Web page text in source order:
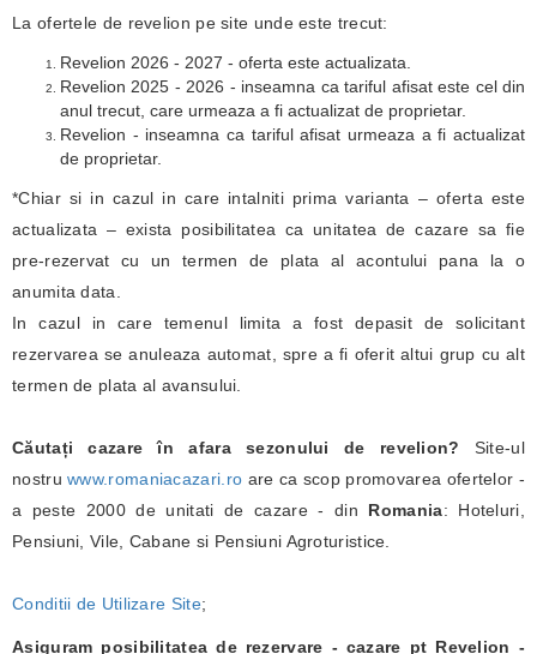
La ofertele de revelion pe site unde este trecut:
Revelion 2026 - 2027 - oferta este actualizata.
Revelion 2025 - 2026 - inseamna ca tariful afisat este cel din
anul trecut, care urmeaza a fi actualizat de proprietar.
Revelion - inseamna ca tariful afisat urmeaza a fi actualizat
de proprietar.
*Chiar si in cazul in care intalniti prima varianta – oferta este
actualizata – exista posibilitatea ca unitatea de cazare sa fie
pre-rezervat cu un termen de plata al acontului pana la o
anumita data.
In cazul in care temenul limita a fost depasit de solicitant
rezervarea se anuleaza automat, spre a fi oferit altui grup cu alt
termen de plata al avansului.
Căutați cazare în afara sezonului de revelion? Site-ul
nostruwww.romaniacazari.ro are ca scop promovarea ofertelor -
a peste 2000 de unitati de cazare - din Romania: Hoteluri,
Pensiuni, Vile, Cabane si Pensiuni Agroturistice.
Conditii de Utilizare Site;
Asiguram posibilitatea de rezervare - cazare pt Revelion -